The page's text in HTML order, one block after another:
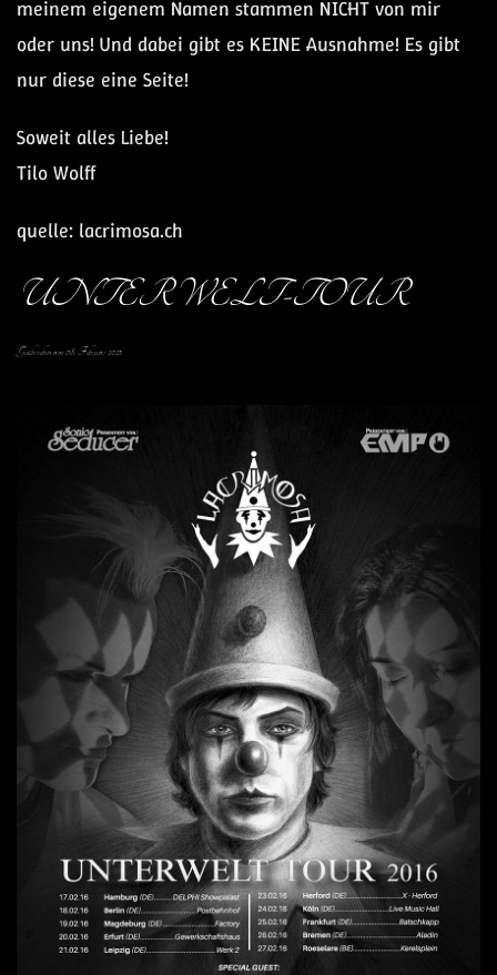
meinem eigenem Namen stammen NICHT von mir
oder uns! Und dabei gibt es KEINE Ausnahme! Es gibt
nur diese eine Seite!
Soweit alles Liebe!
Tilo Wolff
quelle: lacrimosa.ch
UNTERWELT-TOUR
Geschrieben am08. Februar 2021.